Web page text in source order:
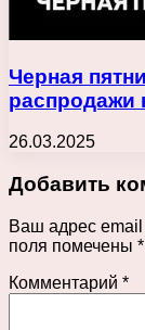
Черная
распродажи
26.03.2025
Добавить
Ваш адрес email
поля помечены *
Комментарий *